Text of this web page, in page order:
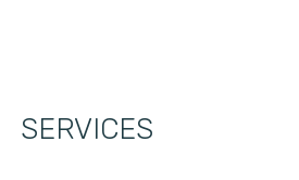
SERVICES